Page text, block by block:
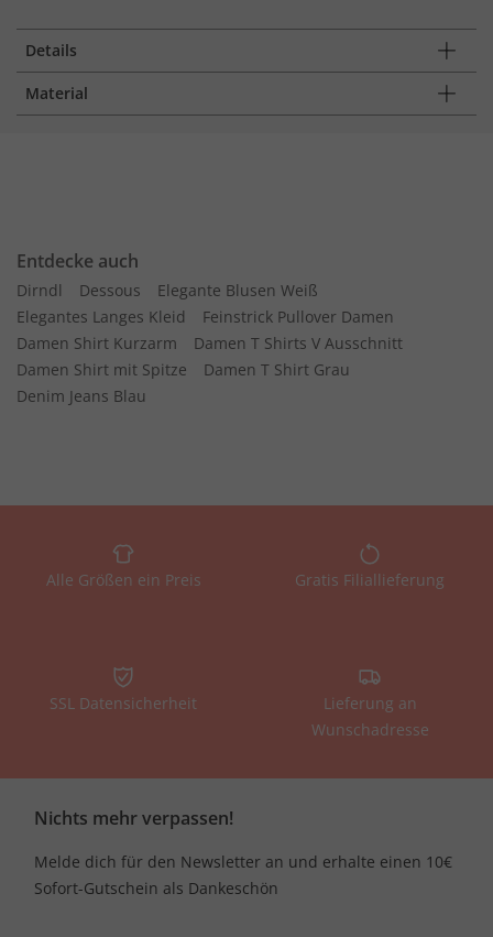
Details
Material
Entdecke auch
Dirndl Dessous
Elegante Blusen Weiß
Elegantes Langes Kleid
Feinstrick Pullover Damen
Damen Shirt Kurzarm
Damen T Shirts V Ausschnitt
Damen Shirt mit Spitze
Damen T Shirt Grau
Denim Jeans Blau
Alle Größen ein Preis Gratis Filiallieferung
SSL Datensicherheit
Lieferung an
Wunschadresse
Nichts mehr verpassen!
Melde dich für den Newsletter an und erhalte einen 10€
Sofort-Gutschein als Dankeschön